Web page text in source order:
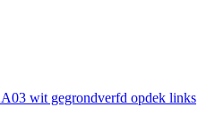
wit gegrondverfd opdek links